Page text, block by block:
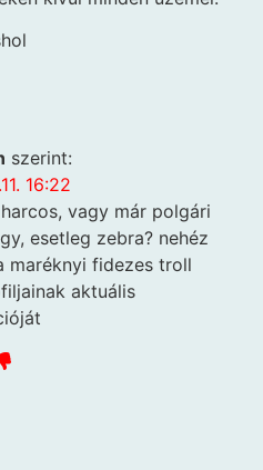
szerint:
16:22
vagy már polgári
esetleg zebra? nehéz
maréknyi fidezes troll
aktuális